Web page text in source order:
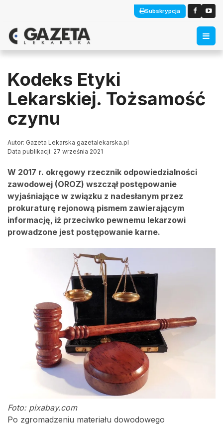
Subskrypcja
Kodeks Etyki
Lekarskiej. Tożsamość
czynu
Autor: Gazeta Lekarska gazetalekarska.pl
Data publikacji: 27 września 2021
W 2017 r. okręgowy rzecznik odpowiedzialności
zawodowej (OROZ) wszczął postępowanie
wyjaśniające w związku z nadesłanym przez
prokuraturę rejonową pismem zawierającym
informację, iż przeciwko pewnemu lekarzowi
prowadzone jest postępowanie karne.
Foto: pixabay.com
Po zgromadzeniu materiału dowodowego